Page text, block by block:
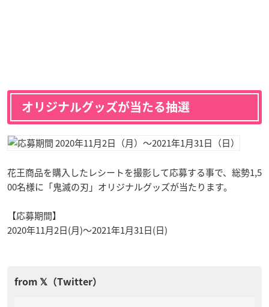
オリジナルグッズが当たる抽選
花王商品を購入したレシートを撮影して応募する事で、総勢1,5
00名様に「鬼滅の刃」オリジナルグッズが当たります。
【応募期間】
2020年11月2日(月)〜2021年1月31日(日)